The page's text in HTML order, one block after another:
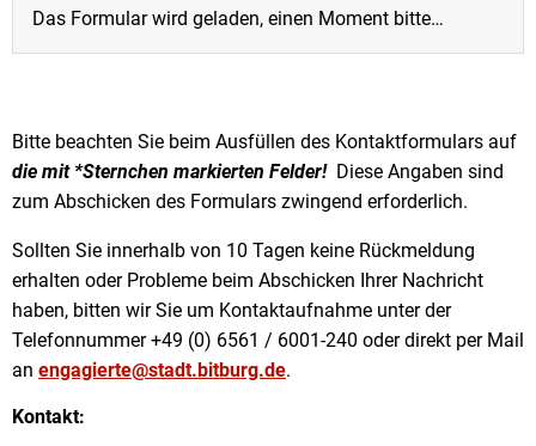
Das Formular wird geladen, einen Moment bitte…
Bitte beachten Sie beim Ausfüllen des Kontaktformulars auf
die mit *Sternchen markierten Felder!Diese Angaben sind
zum Abschicken des Formulars zwingend erforderlich.
Sollten Sie innerhalb von 10 Tagen keine Rückmeldung
erhalten oder Probleme beim Abschicken Ihrer Nachricht
haben, bitten wir Sie um Kontaktaufnahme unter der
Telefonnummer +49 (0) 6561 / 6001-240 oder direkt per Mail
an engagierte@stadt.bitburg.de.
Kontakt: